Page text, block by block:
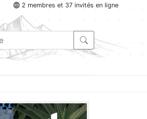
2 membres et 37 invités en ligne